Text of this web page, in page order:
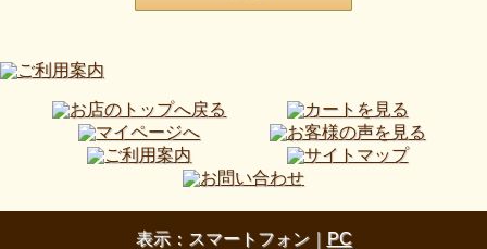
表示：スマートフォン｜ PC